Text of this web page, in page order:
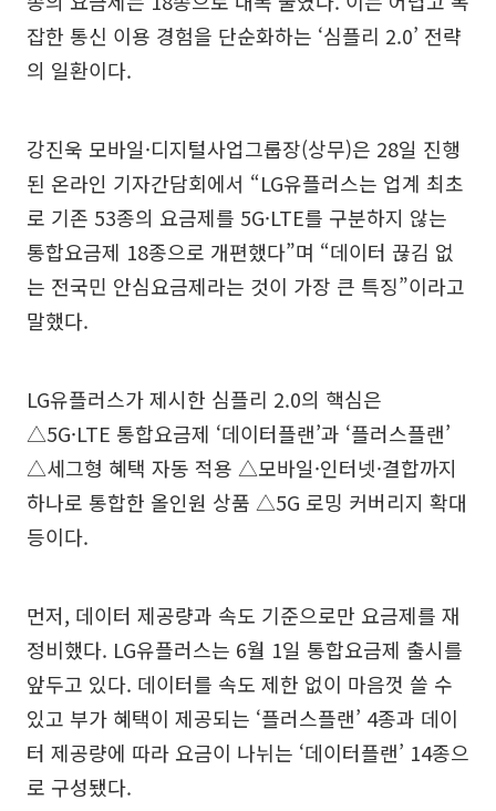
잡한 통신 이용 경험을 단순화하는 ‘심플리 2.0’ 전략
의 일환이다.
강진욱 모바일·디지털사업그룹장(상무)은 28일 진행
된 온라인 기자간담회에서 “LG유플러스는 업계 최초
로 기존 53종의 요금제를 5G·LTE를 구분하지 않는
통합요금제 18종으로 개편했다”며 “데이터 끊김 없
는 전국민 안심요금제라는 것이 가장 큰 특징”이라고
말했다.
LG유플러스가 제시한 심플리 2.0의 핵심은
△5G·LTE 통합요금제 ‘데이터플랜’과 ‘플러스플랜’
△세그형 혜택 자동 적용 △모바일·인터넷·결합까지
하나로 통합한 올인원 상품 △5G 로밍 커버리지 확대
등이다.
먼저, 데이터 제공량과 속도 기준으로만 요금제를 재
정비했다. LG유플러스는 6월 1일 통합요금제 출시를
앞두고 있다. 데이터를 속도 제한 없이 마음껏 쓸 수
있고 부가 혜택이 제공되는 ‘플러스플랜’ 4종과 데이
터 제공량에 따라 요금이 나뉘는 ‘데이터플랜’ 14종으
로 구성됐다.